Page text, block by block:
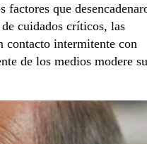
que
cuidados críticos, las
contacto intermitente con
de los medios modere su